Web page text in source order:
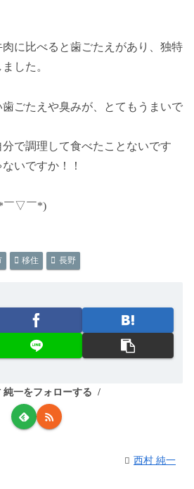
に比べると歯ごたえがあり、独特
した。
ごたえや臭みが、とてもうまいで
で調理して食べたことないです
いですか！！
￣▽￣*)
移住 長野
純一をフォローする
西村 純一